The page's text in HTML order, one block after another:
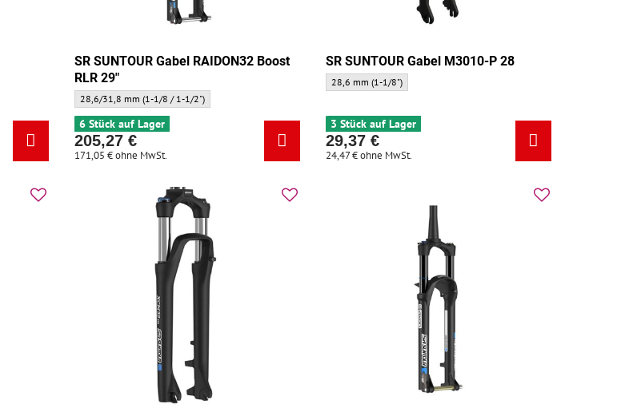
SR SUNTOUR Gabel RAIDON32 Boost
RLR 29"
SR SUNTOUR Gabel RAIDON32 Boost RLR 29" - Gabelhals:
28,6/31,8 mm (1-1/8 / 1-1/2")
6 Stück auf Lager
205,27 €
171,05 €ohne MwSt.
SR SUNTOUR Gabel M3010-P 28
SR SUNTOUR Gabel M3010-P 28 - Gabelhals:
28,6 mm (1-1/8")
3 Stück auf Lager
29,37 €
24,47 €ohne MwSt.